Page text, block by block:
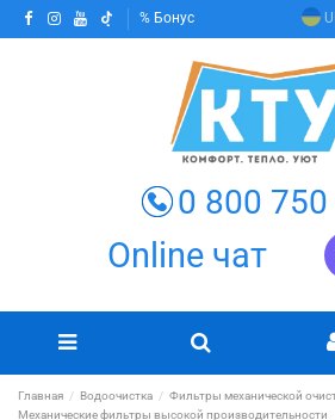
Бонус
0 800
Online чат
Главная Водоочистка
Фильтры механической
Механические фильтры высокой производительности